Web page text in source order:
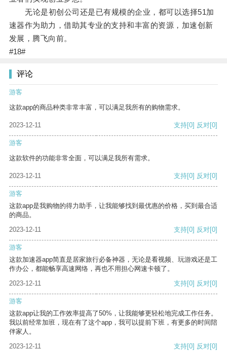
无论是初创公司还是已有规模的企业，都可以选择51加
速器作为助力，借助其专业的支持和丰富的资源，加速创新
发展，腾飞向前。
#18#
评论
游客
这款app的商品种类非常丰富，可以满足我所有的购物需求。
2023-12-11 支持[0] 反对[0]
游客
这款软件的功能非常全面，可以满足我所有需求。
2023-12-11 支持[0] 反对[0]
游客
这款app是我购物的得力助手，让我能够找到最优惠的价格，买到最合适
的商品。
2023-12-11
支持[0] 反对[0]
游客
这款加速器app简直是居家旅行必备神器，无论是看视频、玩游戏还是工
作办公，都能畅享高速网络，再也不用担心网速卡顿了。
2023-12-11
支持[0] 反对[0]
游客
这款app让我的工作效率提高了50%，让我能够更轻松地完成工作任务。
我以前经常加班，现在有了这个app，我可以提前下班，有更多的时间陪
伴家人。
2023-12-11
支持[0] 反对[0]